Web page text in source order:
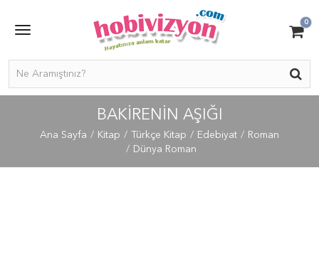
0
BAKIRENIN AŞIĞI
Ana Sayfa Kitap Türkçe Kitap Edebiyat
Roman
Dünya Roman